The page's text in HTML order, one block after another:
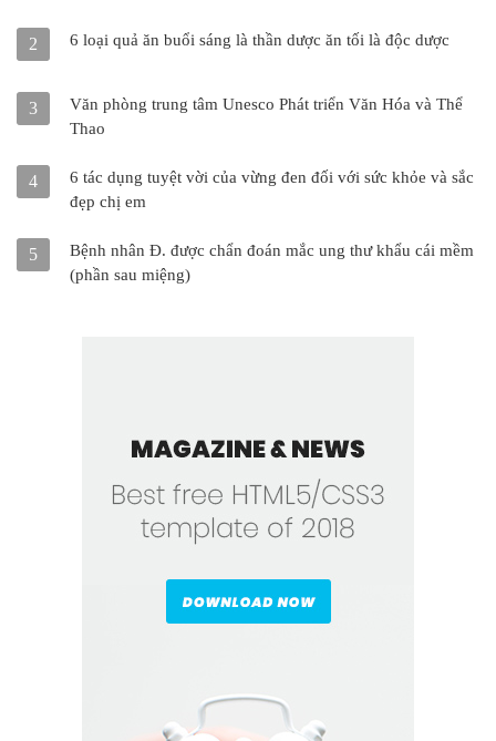
2 6 loại quả ăn buổi sáng là thần dược ăn tối là độc dược
3
Văn phòng trung tâm Unesco Phát triển Văn Hóa và Thể
Thao
4
6 tác dụng tuyệt vời của vừng đen đối với sức khỏe và sắc
đẹp chị em
5
Bệnh nhân Đ. được chẩn đoán mắc ung thư khẩu cái mềm
(phần sau miệng)